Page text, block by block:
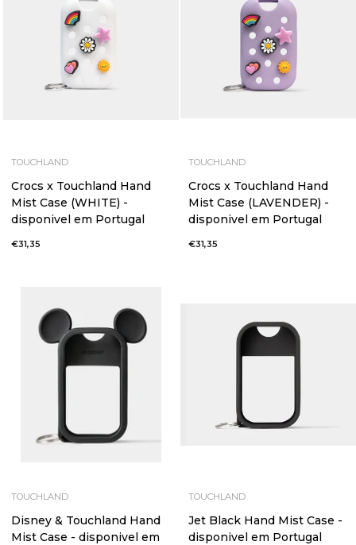
TOUCHLAND
Crocs x Touchland Hand
Mist Case (WHITE) -
disponivel em Portugal
€31,35
TOUCHLAND
Crocs x Touchland Hand
Mist Case (LAVENDER) -
disponivel em Portugal
€31,35
TOUCHLAND
Disney & Touchland Hand
Mist Case - disponivel em
TOUCHLAND
Jet Black Hand Mist Case -
disponivel em Portugal